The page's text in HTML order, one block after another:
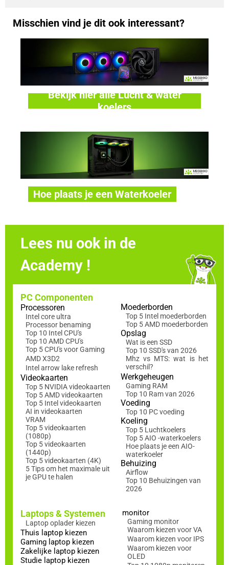
Misschien vind je dit ook interessant?
Bekijk hier alle Lucht & water
koelers
Hoe plaats je een Waterkoeler
Lees nu ook in de
Academy !
PC Componenten
Processoren
Intel core ultra
Processor benaming
Top 10 Intel CPU's
Top 10 AMD CPU's
Top 5 CPU's voor Gaming
AMD X3D2
Intel arrow lake refresh
Videokaarten
Top 5 NVIDIA videokaarten
Top 5 AMD videokaarten
Top 5 Intel videokaarten
AI in videokaarten
VRAM
Top 5 videokaarten
(1080p)
Top 5 videokaarten
(1440p)
Top 5 videokaarten (4K)
5 Tips om het maximale uit
je GPU te halen
Moederborden
Top 5 Intel moederborden
Top 5 AMD moederborden
Opslag
Wat is een SSD
Top 10 SSD's van 2026
Mhz vs MTS: wat is het
verschil?
Werkgeheugen
Gaming RAM
Top 10 Ram van 2026
Voeding
Top 10 PC voeding
Koeling
Top 5 Luchtkoelers
Top 5 AIO -waterkoelers
Hoe plaats je een AIO-
waterkoeler
Behuizing
Airflow
Top 10 Behuizingen van
2026
Laptops & Systemen
Laptop oplader kiezen
Thuis laptop kiezen
Gaming laptop kiezen
Zakelijke laptop kiezen
Studie laptop kiezen
monitor
Gaming monitor
Waarom kiezen voor VA
Waarom kiezen voor IPS
Waarom kiezen voor
OLED